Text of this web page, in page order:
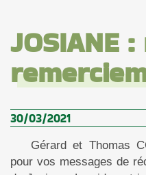
JOSIANE
30/03/2021
Gérard et Thomas
pour vos messages de